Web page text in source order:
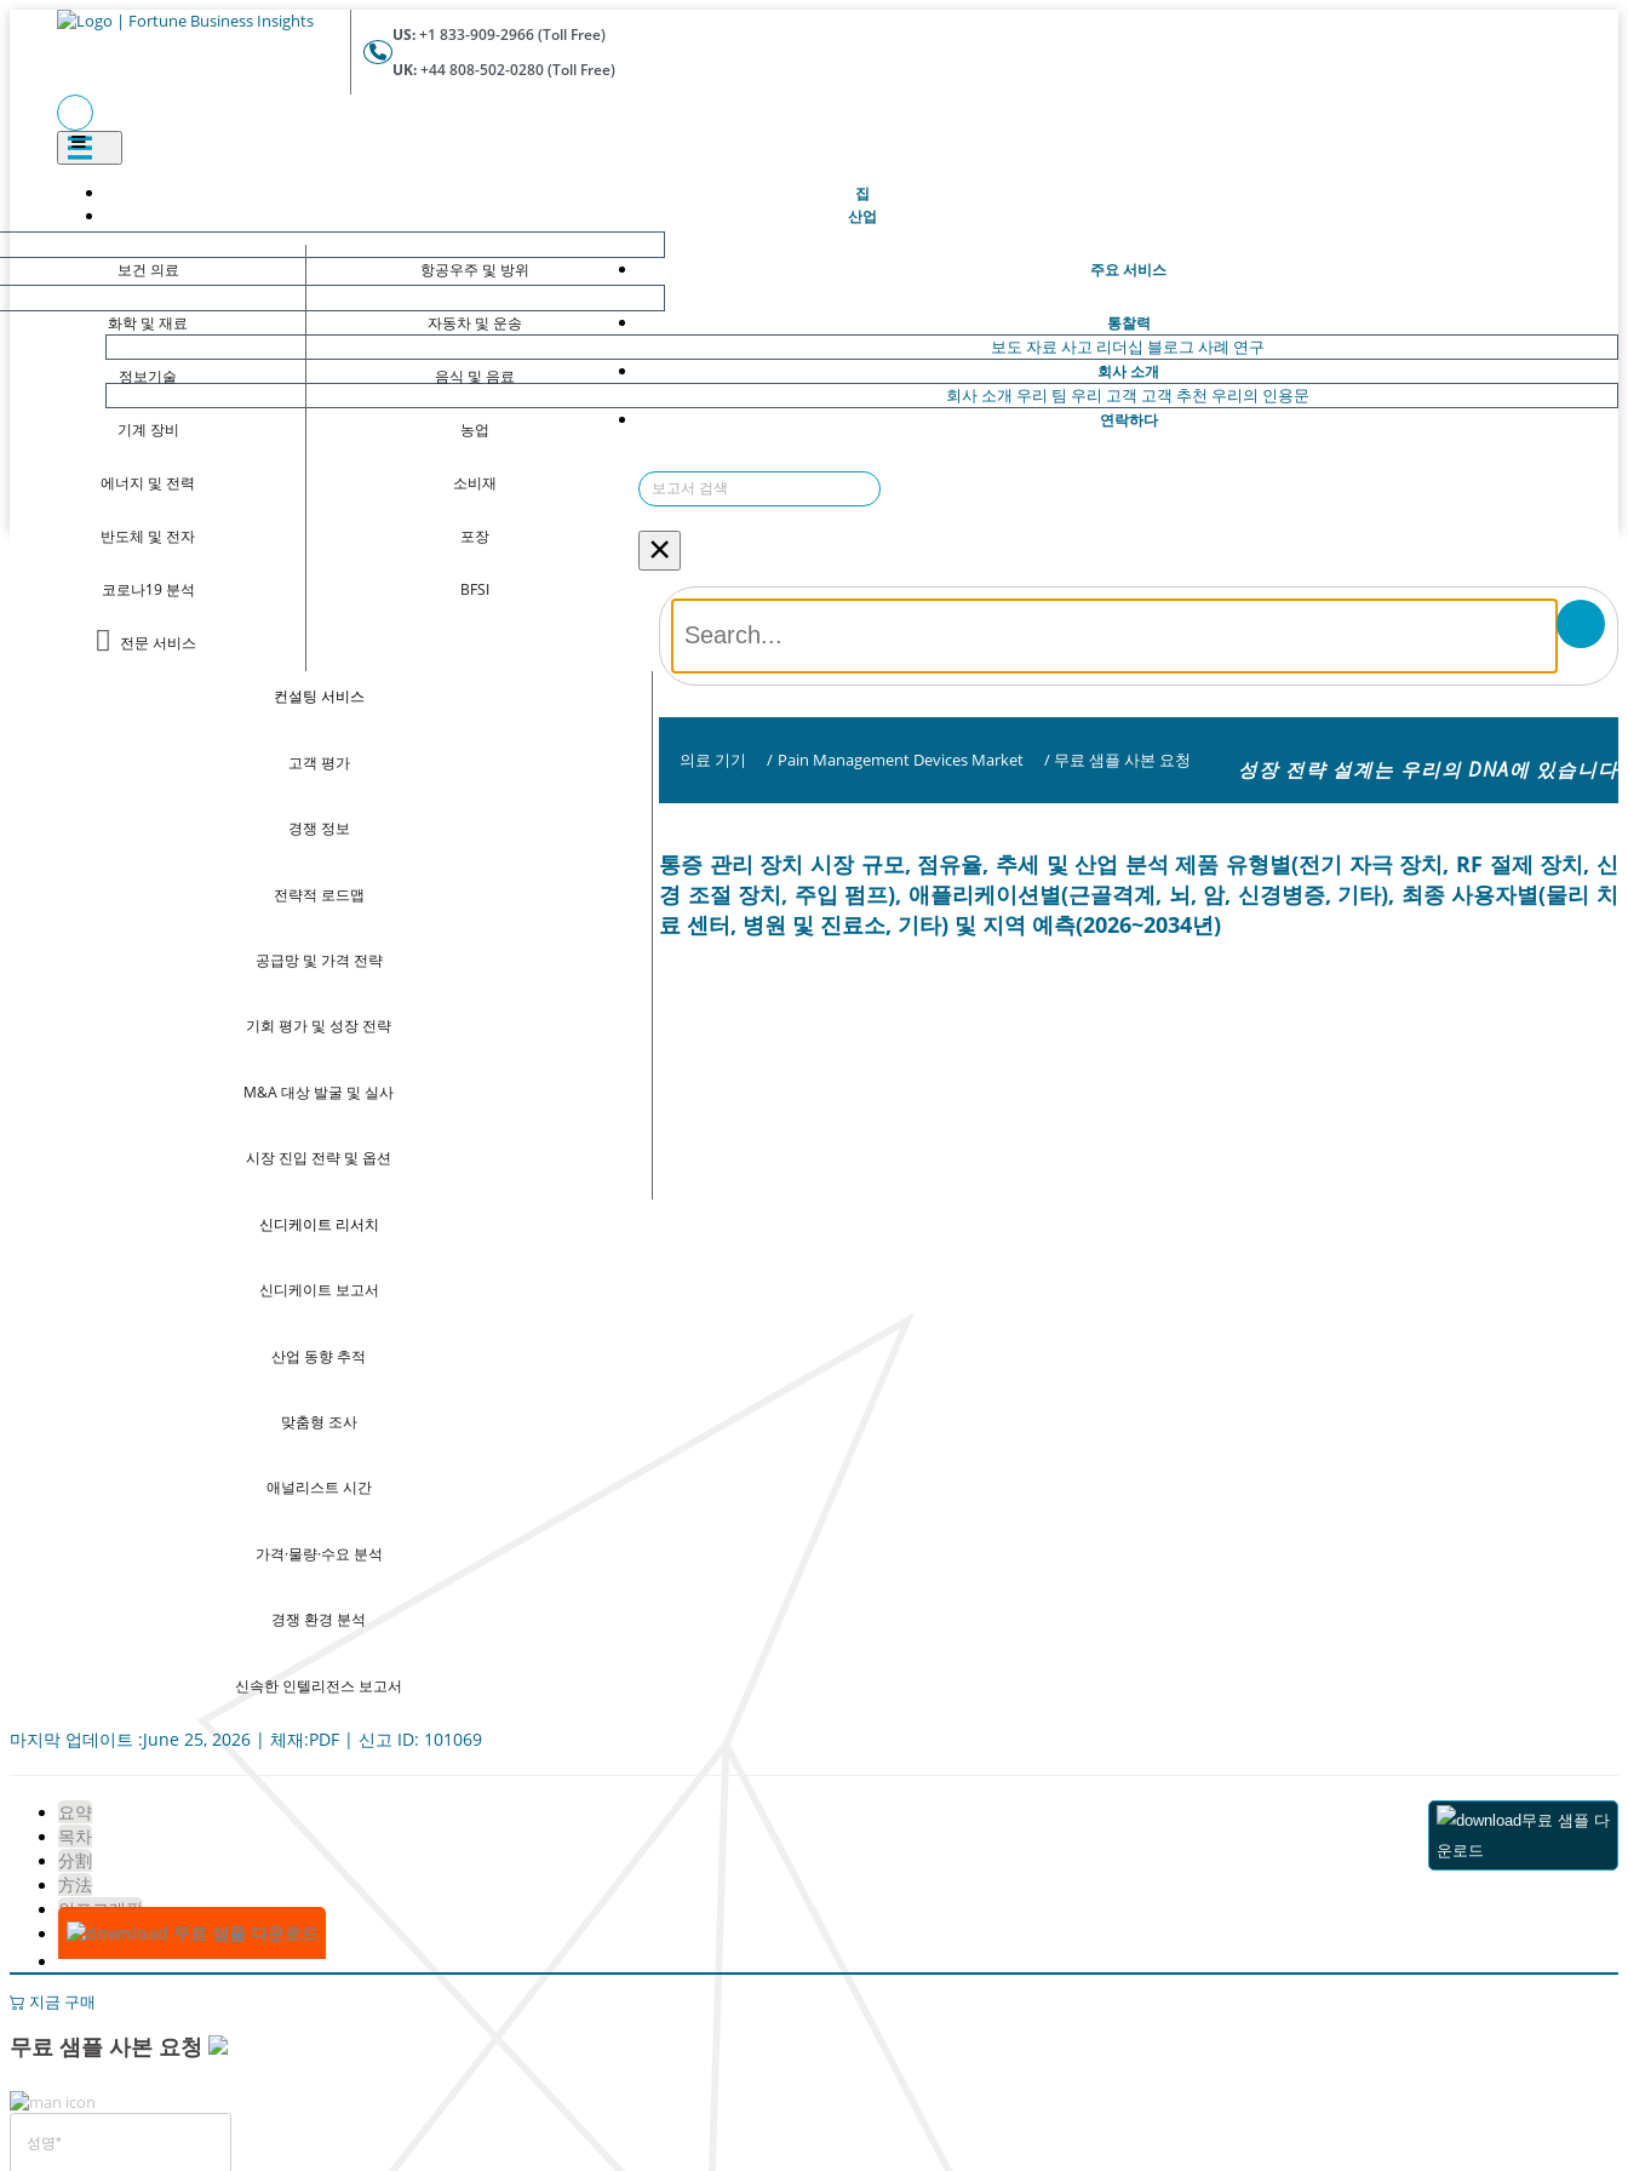
US:+1 833-909-2966 (Toll Free)
UK:+44 808-502-0280 (Toll Free)
집(현재의)
산업
보건 의료
화학 및 재료
정보기술
기계 장비
에너지 및 전력
반도체 및 전자
코로나19 분석
전문 서비스
항공우주 및 방위
자동차 및 운송
음식 및 음료
농업
소비재
포장
BFSI
주요 서비스
컨설팅 서비스
고객 평가
경쟁 정보
전략적 로드맵
공급망 및 가격 전략
기회 평가 및 성장 전략
M&A 대상 발굴 및 실사
시장 진입 전략 및 옵션
신디케이트 리서치
신디케이트 보고서
산업 동향 추적
맞춤형 조사
애널리스트 시간
가격·물량·수요 분석
경쟁 환경 분석
신속한 인텔리전스 보고서
통찰력
보도 자료 사고 리더십 블로그 사례 연구
회사 소개
회사 소개 우리 팀 우리 고객 고객 추천 우리의 인용문
연락하다
×
의료 기기 / Pain Management Devices Market / 무료 샘플 사본 요청 성장 전략 설계는 우리의 DNA에 있습니다
통증 관리 장치 시장 규모, 점유율, 추세 및 산업 분석 제품 유형별(전기 자극 장치, RF 절제 장치, 신
경 조절 장치, 주입 펌프), 애플리케이션별(근골격계, 뇌, 암, 신경병증, 기타), 최종 사용자별(물리 치
료 센터, 병원 및 진료소, 기타) 및 지역 예측(2026~2034년)
마지막 업데이트 :June 25, 2026 | 체재:PDF | 신고 ID: 101069
요약
목차
分割
方法
인포그래픽
무료 샘플 다운로드
무료 샘플 다
운로드
지금 구매
무료 샘플 사본 요청